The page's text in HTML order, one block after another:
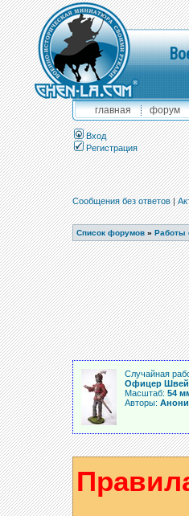
главная форум
Вход
Регистрация
Сообщения без ответов|
Список форумов » Работы
Случайная
Офицер
Масштаб: 54
Авторы: